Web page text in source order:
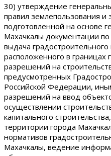
30) утверждение
правил землепользования и
подготовленной на основе
Махачкалы документации
выдача градостроительного
расположенного в границах
разрешений на
предусмотренных
Российской Федерации,
разрешений на ввод
осуществлении
капитального
территории города
нормативов
Махачкалы, ведение